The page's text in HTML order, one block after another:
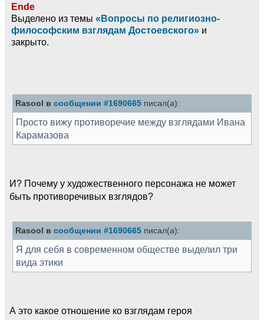
Ende
Выделено из темы «Вопросы по религиозно-
философским взглядам Достоевского» и
закрыто.
Rasool в сообщении #1690665 писал(а):
Просто вижу противоречие между взглядами Ивана
Карамазова
И? Почему у художественного персонажа не может
быть противоречивых взглядов?
Rasool в сообщении #1690665 писал(а):
Я для себя в современном обществе выделил три
вида этики
А это какое отношение ко взглядам героя